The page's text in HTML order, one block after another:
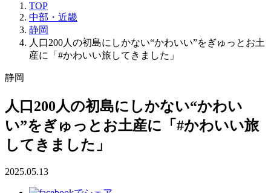
TOP
中部・近畿
静岡
人口200人の初島にしかない“かわいい”をぎゅっとお土
産に「#かわいい旅してきました」
静岡
人口200人の初島にしかない“かわい
い”をぎゅっとお土産に「#かわいい旅
してきました」
2025.05.13